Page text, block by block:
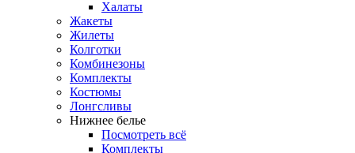
Халаты
Жакеты
Жилеты
Колготки
Комбинезоны
Комплекты
Костюмы
Лонгсливы
Нижнее белье
Посмотреть всё
Комплекты